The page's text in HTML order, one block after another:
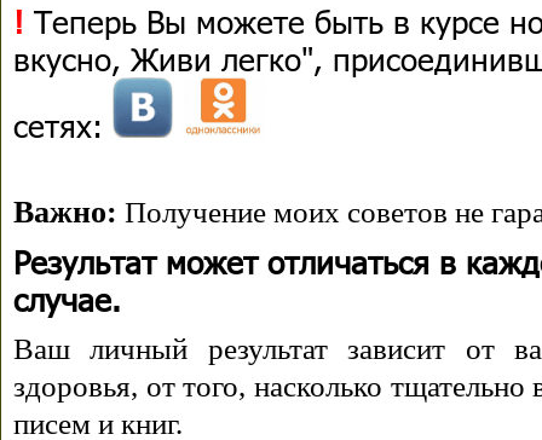
! Теперь Вы можете быть в курсе
вкусно, Живи легко",
сетях:
Важно: Получение моих советов не
Результат может отличаться в
случае.
Ваш личный результат зависит от
здоровья, от того, насколько
писем и книг.